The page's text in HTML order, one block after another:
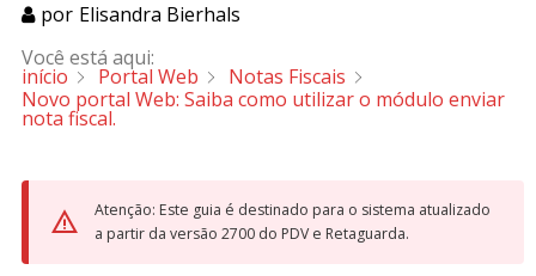
por Elisandra Bierhals
Você está aqui:
início Portal Web
Notas Fiscais
Novo portal Web: Saiba como utilizar o módulo enviar
nota fiscal.
Atenção: Este guia é destinado para o sistema atualizado
a partir da versão 2700 do PDV e Retaguarda.